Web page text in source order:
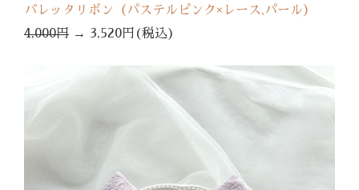
バレッタリボン（パステルピンク×レース,パール）
4,000円 → 3,520円(税込)